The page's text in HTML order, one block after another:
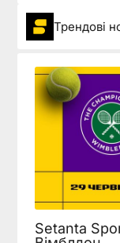
Трендові
Setanta